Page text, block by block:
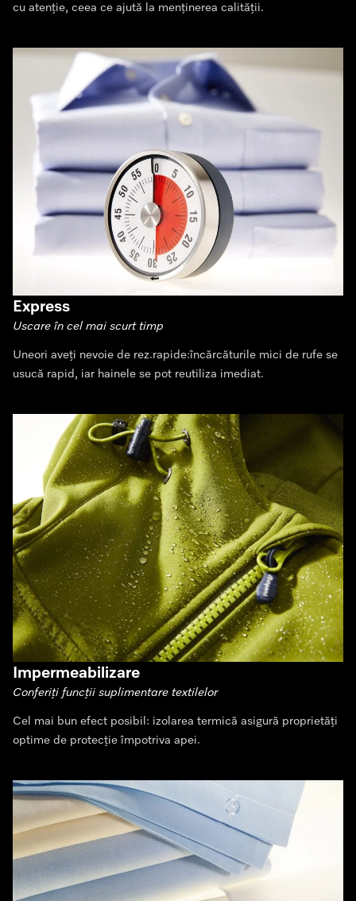
cu atenție, ceea ce ajută la menținerea calității.
Express
Uscare în cel mai scurt timp
Uneori aveți nevoie de rez.rapide:încărcăturile mici de rufe se
usucă rapid, iar hainele se pot reutiliza imediat.
Impermeabilizare
Conferiți funcții suplimentare textilelor
Cel mai bun efect posibil: izolarea termică asigură proprietăți
optime de protecție împotriva apei.